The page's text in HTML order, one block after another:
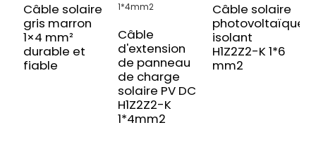
Câble solaire
gris marron
1×4 mm²
durable et
fiable
Câble
d'extension
de panneau
de charge
solaire PV DC
H1Z2Z2-K
1*4mm2
Câble solaire
photovoltaïque
isolant
H1Z2Z2-K 1*6
mm2